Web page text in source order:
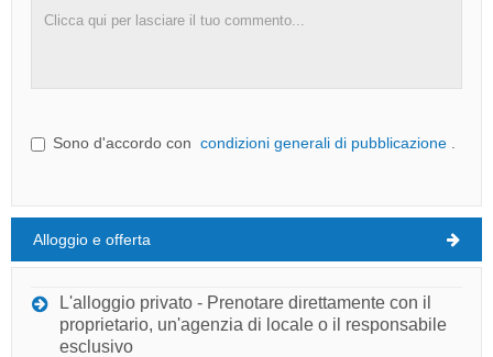
Sono d'accordo con condizioni generali di pubblicazione
Alloggio e offerta
L'alloggio privato - Prenotare direttamente con il
proprietario, un'agenzia di locale o il responsabile
esclusivo